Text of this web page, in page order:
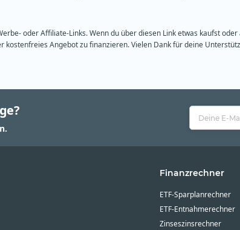
oder Affiliate-Links. Wenn du über diesen Link etwas kaufst
Angebot zu finanzieren. Vielen Dank für deine
Finanzrechner
ETF-Sparplanrechner
ETF-Entnahmerechner
Zinseszinsrechner